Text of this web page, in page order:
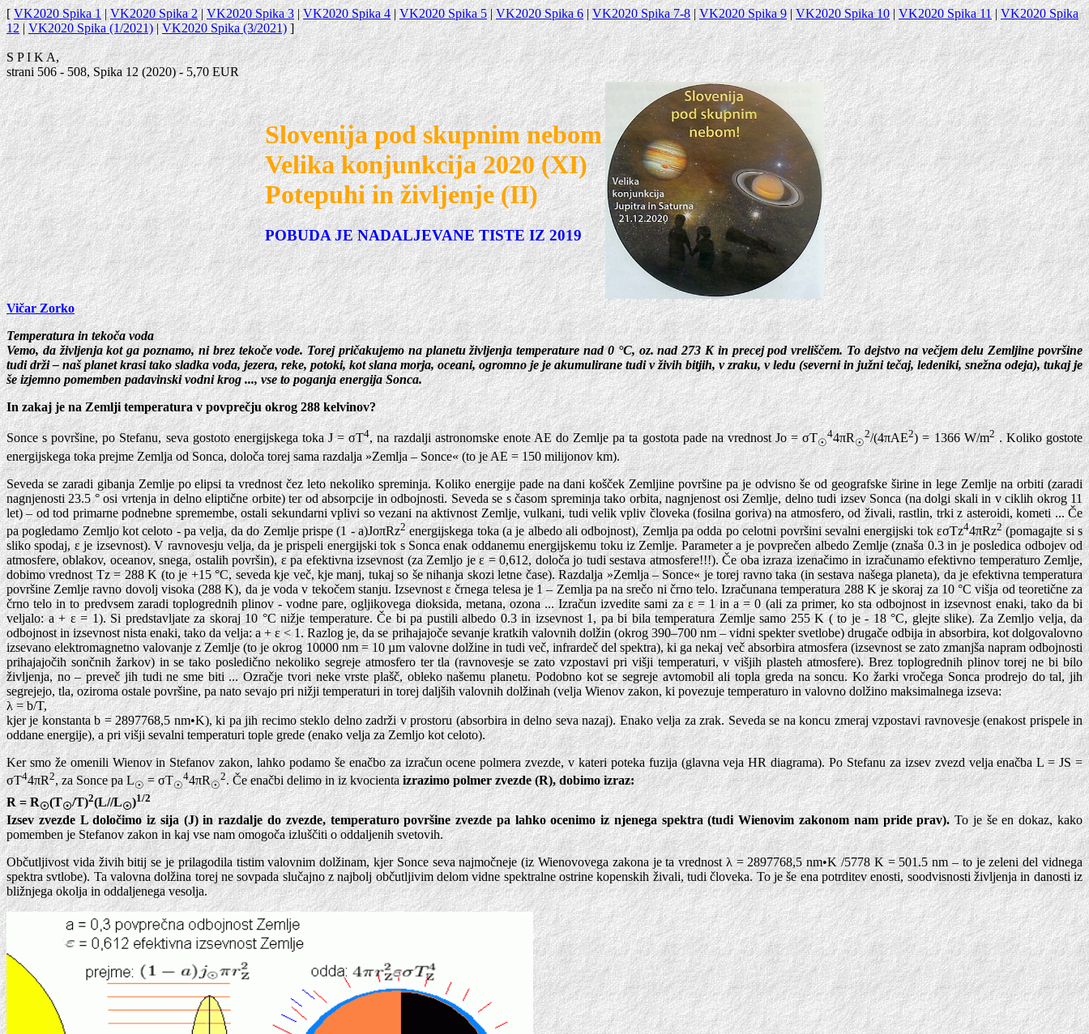
[VK2020 Spika 1|VK2020 Spika 2|VK2020 Spika 3|VK2020 Spika 4|VK2020 Spika 5|VK2020 Spika 6|VK2020 Spika 7-8|VK2020 Spika 9|VK2020 Spika 10|VK2020 Spika 11|VK2020 Spika
12|VK2020 Spika (1/2021)|VK2020 Spika (3/2021)]
S P I K A,
strani 506 - 508, Spika 12 (2020) - 5,70 EUR
Slovenija pod skupnim nebom
Velika konjunkcija 2020 (XI)
Potepuhi in življenje (II)
POBUDA JE NADALJEVANE TISTE IZ 2019
Vičar Zorko
Temperatura in tekoča voda
Vemo, da življenja kot ga poznamo, ni brez tekoče vode. Torej pričakujemo na planetu življenja temperature nad 0 °C, oz. nad 273 K in precej pod vreliščem. To dejstvo na večjem delu Zemljine površine
tudi drži – naš planet krasi tako sladka voda, jezera, reke, potoki, kot slana morja, oceani, ogromno je je akumulirane tudi v živih bitjih, v zraku, v ledu (severni in južni tečaj, ledeniki, snežna odeja), tukaj je
še izjemno pomemben padavinski vodni krog ..., vse to poganja energija Sonca.
In zakaj je na Zemlji temperatura v povprečju okrog 288 kelvinov?
Sonce s površine, po Stefanu, seva gostoto energijskega toka J = σT4, na razdalji astronomske enote AE do Zemlje pa ta gostota pade na vrednost Jo = σT☉
44πR☉
2/(4πAE2) = 1366 W/m2. Koliko gostote
energijskega toka prejme Zemlja od Sonca, določa torej sama razdalja »Zemlja – Sonce« (to je AE = 150 milijonov km).
Seveda se zaradi gibanja Zemlje po elipsi ta vrednost čez leto nekoliko spreminja. Koliko energije pade na dani košček Zemljine površine pa je odvisno še od geografske širine in lege Zemlje na orbiti (zaradi
nagnjenosti 23.5 ° osi vrtenja in delno eliptične orbite) ter od absorpcije in odbojnosti. Seveda se s časom spreminja tako orbita, nagnjenost osi Zemlje, delno tudi izsev Sonca (na dolgi skali in v ciklih okrog 11
let) – od tod primarne podnebne spremembe, ostali sekundarni vplivi so vezani na aktivnost Zemlje, vulkani, tudi velik vpliv človeka (fosilna goriva) na atmosfero, od živali, rastlin, trki z asteroidi, kometi ... Če
pa pogledamo Zemljo kot celoto - pa velja, da do Zemlje prispe (1 - a)JoπRz2energijskega toka (a je albedo ali odbojnost), Zemlja pa odda po celotni površini sevalni energijski tok εσTz44πRz2(pomagajte si s
sliko spodaj, ε je izsevnost). V ravnovesju velja, da je prispeli energijski tok s Sonca enak oddanemu energijskemu toku iz Zemlje. Parameter a je povprečen albedo Zemlje (znaša 0.3 in je posledica odbojev od
atmosfere, oblakov, oceanov, snega, ostalih površin), ε pa efektivna izsevnost (za Zemljo je ε = 0,612, določa jo tudi sestava atmosfere!!!). Če oba izraza izenačimo in izračunamo efektivno temperaturo Zemlje,
dobimo vrednost Tz = 288 K (to je +15 °C, seveda kje več, kje manj, tukaj so še nihanja skozi letne čase). Razdalja »Zemlja – Sonce« je torej ravno taka (in sestava našega planeta), da je efektivna temperatura
površine Zemlje ravno dovolj visoka (288 K), da je voda v tekočem stanju. Izsevnost ε črnega telesa je 1 – Zemlja pa na srečo ni črno telo. Izračunana temperatura 288 K je skoraj za 10 °C višja od teoretične za
črno telo in to predvsem zaradi toplogrednih plinov - vodne pare, ogljikovega dioksida, metana, ozona ... Izračun izvedite sami za ε = 1 in a = 0 (ali za primer, ko sta odbojnost in izsevnost enaki, tako da bi
veljalo: a + ε = 1). Si predstavljate za skoraj 10 °C nižje temperature. Če bi pa pustili albedo 0.3 in izsevnost 1, pa bi bila temperatura Zemlje samo 255 K ( to je - 18 °C, glejte slike). Za Zemljo velja, da
odbojnost in izsevnost nista enaki, tako da velja: a + ε < 1. Razlog je, da se prihajajoče sevanje kratkih valovnih dolžin (okrog 390–700 nm – vidni spekter svetlobe) drugače odbija in absorbira, kot dolgovalovno
izsevano elektromagnetno valovanje z Zemlje (to je okrog 10000 nm = 10 µm valovne dolžine in tudi več, infrardeč del spektra), ki ga nekaj več absorbira atmosfera (izsevnost se zato zmanjša napram odbojnosti
prihajajočih sončnih žarkov) in se tako posledično nekoliko segreje atmosfero ter tla (ravnovesje se zato vzpostavi pri višji temperaturi, v višjih plasteh atmosfere). Brez toplogrednih plinov torej ne bi bilo
življenja, no – preveč jih tudi ne sme biti ... Ozračje tvori neke vrste plašč, obleko našemu planetu. Podobno kot se segreje avtomobil ali topla greda na soncu. Ko žarki vročega Sonca prodrejo do tal, jih
segrejejo, tla, oziroma ostale površine, pa nato sevajo pri nižji temperaturi in torej daljših valovnih dolžinah (velja Wienov zakon, ki povezuje temperaturo in valovno dolžino maksimalnega izseva:
λ = b/T,
kjer je konstanta b = 2897768,5 nm•K), ki pa jih recimo steklo delno zadrži v prostoru (absorbira in delno seva nazaj). Enako velja za zrak. Seveda se na koncu zmeraj vzpostavi ravnovesje (enakost prispele in
oddane energije), a pri višji sevalni temperaturi tople grede (enako velja za Zemljo kot celoto).
Ker smo že omenili Wienov in Stefanov zakon, lahko podamo še enačbo za izračun ocene polmera zvezde, v kateri poteka fuzija (glavna veja HR diagrama). Po Stefanu za izsev zvezd velja enačba L = JS =
σT44πR2, za Sonce pa L☉= σT☉
44πR☉
2. Če enačbi delimo in iz kvocientaizrazimo polmer zvezde (R), dobimo izraz:
R = R☉(T☉/T)2(L//L☉)1/2
Izsev zvezde L določimo iz sija (J) in razdalje do zvezde, temperaturo površine zvezde pa lahko ocenimo iz njenega spektra (tudi Wienovim zakonom nam pride prav).To je še en dokaz, kako
pomemben je Stefanov zakon in kaj vse nam omogoča izluščiti o oddaljenih svetovih.
Občutljivost vida živih bitij se je prilagodila tistim valovnim dolžinam, kjer Sonce seva najmočneje (iz Wienovovega zakona je ta vrednost λ = 2897768,5 nm•K /5778 K = 501.5 nm – to je zeleni del vidnega
spektra svtlobe). Ta valovna dolžina torej ne sovpada slučajno z najbolj občutljivim delom vidne spektralne ostrine kopenskih živali, tudi človeka. To je še ena potrditev enosti, soodvisnosti življenja in danosti iz
bližnjega okolja in oddaljenega vesolja.